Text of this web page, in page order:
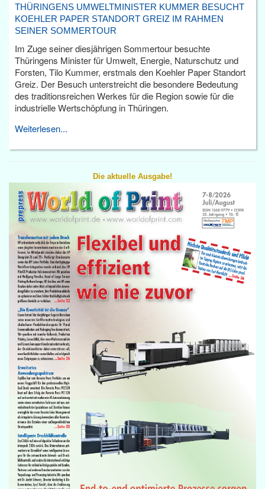
THÜRINGENS UMWELTMINISTER KUMMER BESUCHT
KOEHLER PAPER STANDORT GREIZ IM RAHMEN
SEINER SOMMERTOUR
Im Zuge seiner diesjährigen Sommertour besuchte
Thüringens Minister für Umwelt, Energie, Naturschutz und
Forsten, Tilo Kummer, erstmals den Koehler Paper Standort
Greiz. Der Besuch unterstreicht die besondere Bedeutung
des traditionsreichen Werkes für die Region sowie für die
industrielle Wertschöpfung in Thüringen.
Weiterlesen...
Die aktuelle Ausgabe!